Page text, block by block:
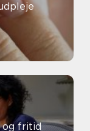
og fritid